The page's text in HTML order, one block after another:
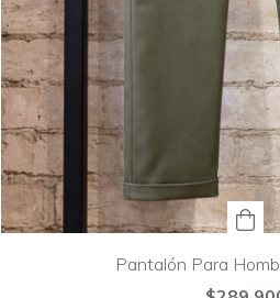
Pantalón Para